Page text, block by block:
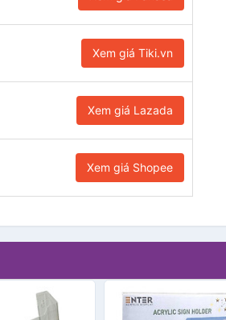
Xem giá Tiki.vn
Xem giá Lazada
Xem giá Shopee